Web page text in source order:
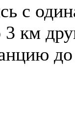
с
3 км